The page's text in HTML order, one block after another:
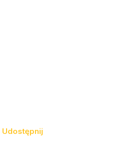
Udostępnij